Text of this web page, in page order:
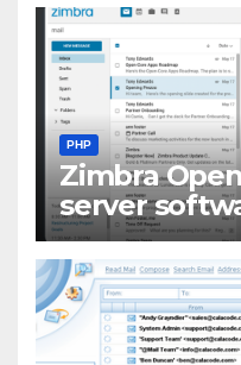
PHP
Zimbra
server